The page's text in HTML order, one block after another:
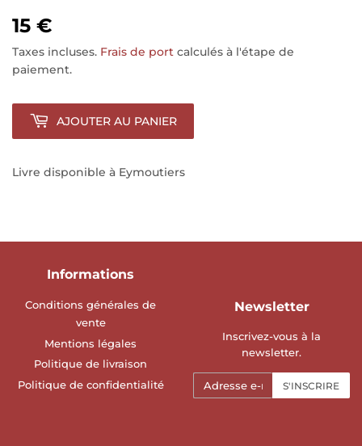
15 €
Taxes incluses. Frais de port calculés à l'étape de
paiement.
AJOUTER AU PANIER
Livre disponible à Eymoutiers
Informations
Conditions générales de
vente
Mentions légales
Politique de livraison
Politique de confidentialité
Newsletter
Inscrivez-vous à la
newsletter.
mails
S'INSCRIRE